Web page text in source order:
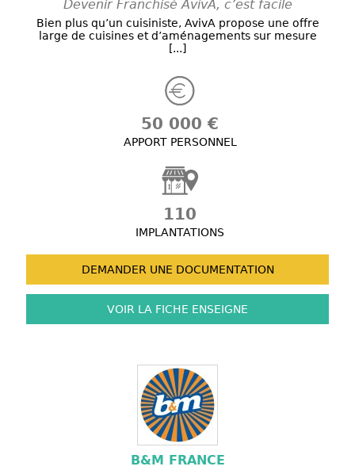
Devenir Franchisé AvivA, c’est facile
Bien plus qu’un cuisiniste, AvivA propose une offre
large de cuisines et d’aménagements sur mesure
[...]
50 000 €
APPORT PERSONNEL
110
IMPLANTATIONS
DEMANDER UNE DOCUMENTATION
VOIR LA FICHE ENSEIGNE
B&M FRANCE